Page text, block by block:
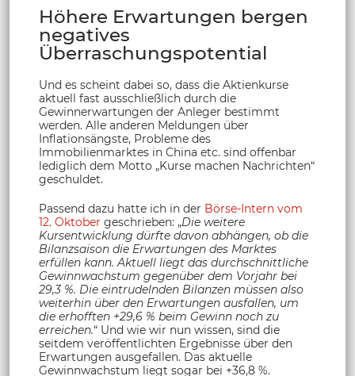
Höhere Erwartungen bergen
negatives
Überraschungspotential
Und es scheint dabei so, dass die Aktienkurse
aktuell fast ausschließlich durch die
Gewinnerwartungen der Anleger bestimmt
werden. Alle anderen Meldungen über
Inflationsängste, Probleme des
Immobilienmarktes in China etc. sind offenbar
lediglich dem Motto „Kurse machen Nachrichten“
geschuldet.
Passend dazu hatte ich in der Börse-Intern vom
12. Oktober geschrieben: „Die weitere
Kursentwicklung dürfte davon abhängen, ob die
Bilanzsaison die Erwartungen des Marktes
erfüllen kann. Aktuell liegt das durchschnittliche
Gewinnwachstum gegenüber dem Vorjahr bei
29,3 %. Die eintrudelnden Bilanzen müssen also
weiterhin über den Erwartungen ausfallen, um
die erhofften +29,6 % beim Gewinn noch zu
erreichen.“ Und wie wir nun wissen, sind die
seitdem veröffentlichten Ergebnisse über den
Erwartungen ausgefallen. Das aktuelle
Gewinnwachstum liegt sogar bei +36,8 %.